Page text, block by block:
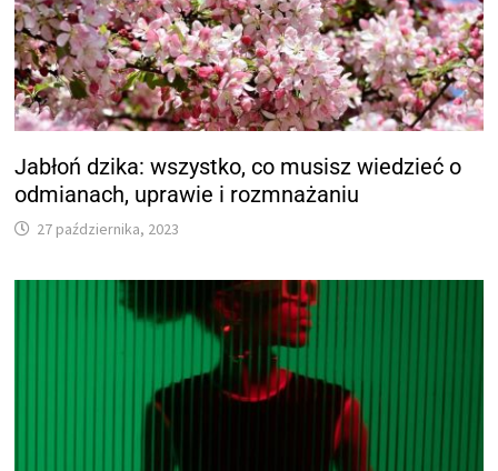
Jabłoń dzika: wszystko, co musisz wiedzieć o
odmianach, uprawie i rozmnażaniu
27 października, 2023